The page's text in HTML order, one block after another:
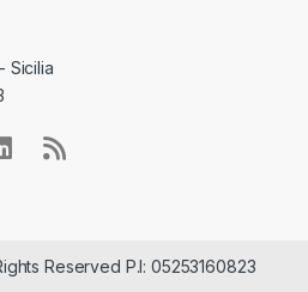
Sicilia
Reserved P.I: 05253160823